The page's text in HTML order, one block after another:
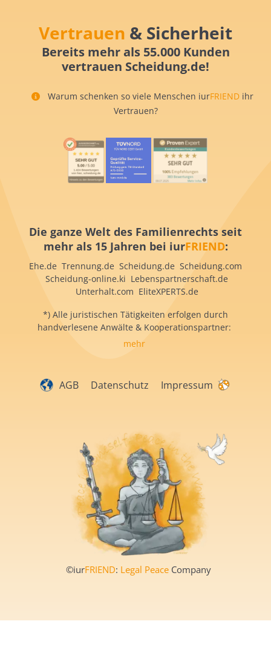
Vertrauen & Sicherheit
Bereits mehr als 55.000 Kunden
vertrauen Scheidung.de!
Warum schenken so viele Menschen iurFRIEND ihr
Vertrauen?
Die ganze Welt des Familienrechts seit
mehr als 15 Jahren bei iurFRIEND:
Ehe.de Trennung.de Scheidung.de Scheidung.com
Scheidung-online.ki Lebenspartnerschaft.de
Unterhalt.com EliteXPERTS.de
*) Alle juristischen Tätigkeiten erfolgen durch
handverlesene Anwälte & Kooperationspartner:
mehr
AGB Datenschutz Impressum
©iurFRIEND: Legal Peace Company